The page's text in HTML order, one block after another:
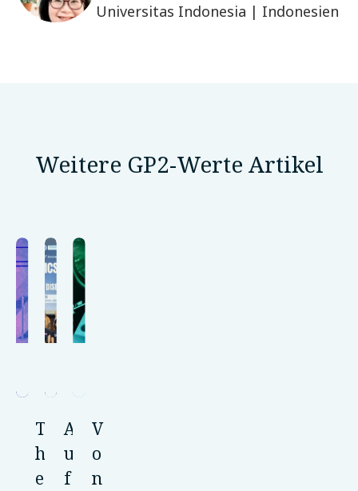
Universitas Indonesia | Indonesien
Weitere GP2-Werte Artikel
T
h
e
A
u
f
V
o
n